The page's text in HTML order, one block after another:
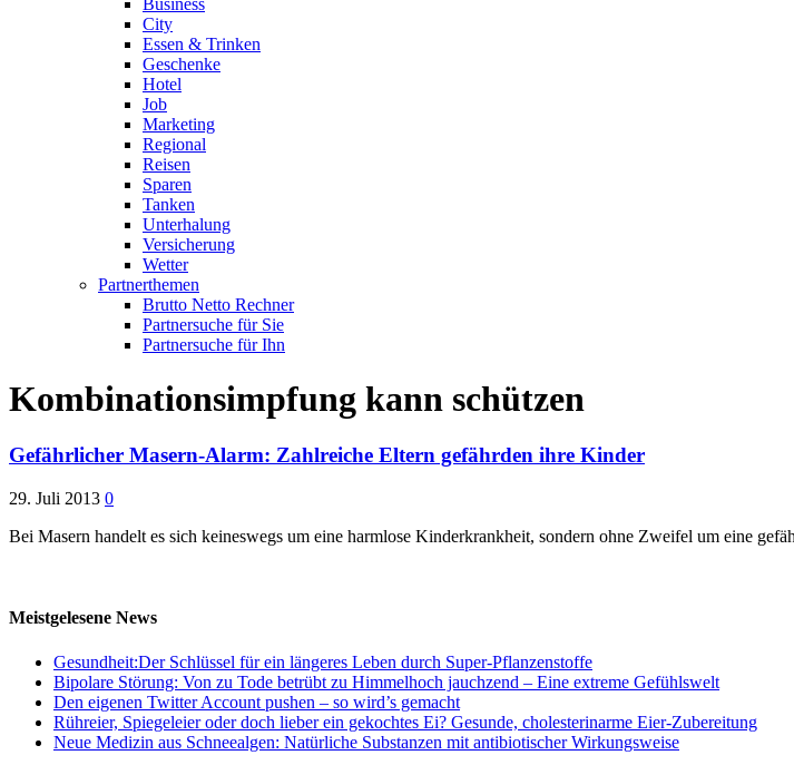
City
Essen & Trinken
Geschenke
Hotel
Job
Marketing
Regional
Reisen
Sparen
Tanken
Unterhalung
Versicherung
Wetter
Partnerthemen
Brutto Netto Rechner
Partnersuche für Sie
Partnersuche für Ihn
Kombinationsimpfung kann schützen
Gefährlicher Masern-Alarm: Zahlreiche Eltern gefährden ihre Kinder
29. Juli 2013 0
Bei Masern handelt es sich keineswegs um eine harmlose Kinderkrankheit, sondern ohne Zweifel um eine
Meistgelesene News
Gesundheit:Der Schlüssel für ein längeres Leben durch Super-Pflanzenstoffe
Bipolare Störung: Von zu Tode betrübt zu Himmelhoch jauchzend – Eine extreme Gefühlswelt
Den eigenen Twitter Account pushen – so wird’s gemacht
Rühreier, Spiegeleier oder doch lieber ein gekochtes Ei? Gesunde, cholesterinarme Eier-Zubereitung
Neue Medizin aus Schneealgen: Natürliche Substanzen mit antibiotischer Wirkungsweise